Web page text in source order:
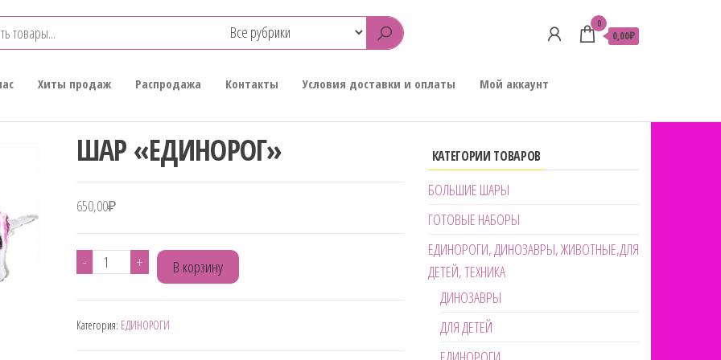
0
0,00₽
Хиты продаж Распродажа Контакты Условия доставки и оплаты
Мой аккаунт
ШАР «ЕДИНОРОГ»
650,00₽
-
Количество
"ЕДИНОРОГ"
+ В корзину
Категория: ЕДИНОРОГИ
КАТЕГОРИИ ТОВАРОВ
БОЛЬШИЕ ШАРЫ
ГОТОВЫЕ НАБОРЫ
ЕДИНОРОГИ, ДИНОЗАВРЫ, ЖИВОТНЫЕ,ДЛЯ
ДЕТЕЙ, ТЕХНИКА
ДИНОЗАВРЫ
ДЛЯ ДЕТЕЙ